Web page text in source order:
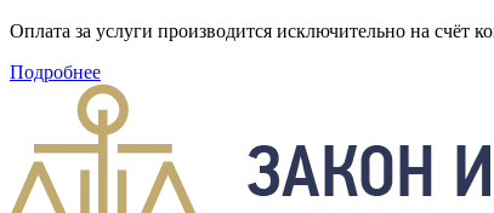
Оплата за услуги производится исключительно на
Подробнее